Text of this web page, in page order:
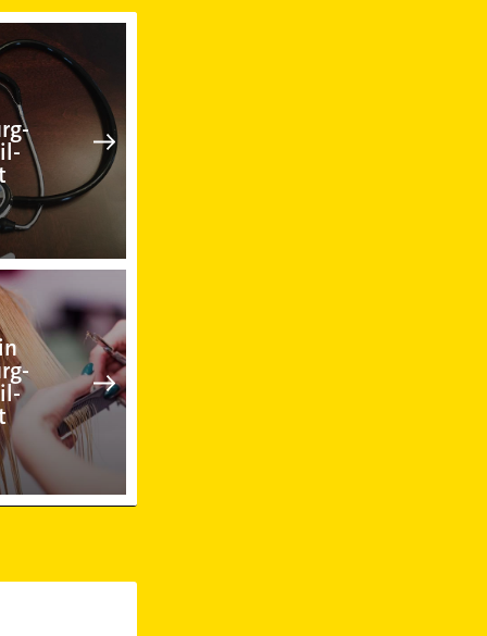
Altstadt
Arzt in Würzburg-Stadtteil-
Friseur in Würzburg-Stadtteil-